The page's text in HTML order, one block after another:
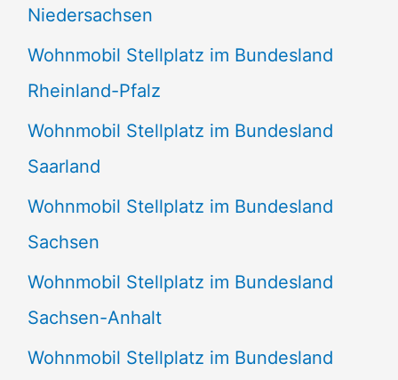
Niedersachsen
Wohnmobil Stellplatz im Bundesland
Rheinland-Pfalz
Wohnmobil Stellplatz im Bundesland
Saarland
Wohnmobil Stellplatz im Bundesland
Sachsen
Wohnmobil Stellplatz im Bundesland
Sachsen-Anhalt
Wohnmobil Stellplatz im Bundesland